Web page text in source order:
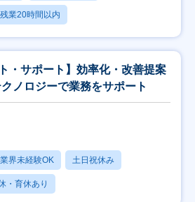
業20時間以内
・サポート】効率化・改善提案
ノロジーで業務をサポート
界未経験OK 土日祝休み
・育休あり